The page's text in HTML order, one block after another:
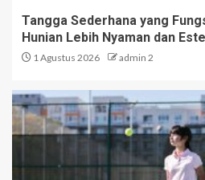
Tangga Sederhana yang
Hunian Lebih Nyaman dan
1 Agustus 2026 admin 2